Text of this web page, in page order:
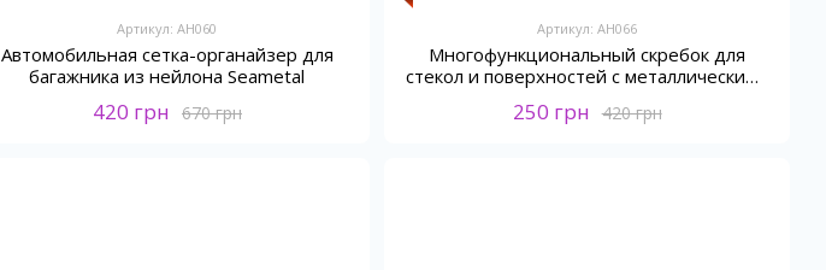
Артикул: AH060
Автомобильная сетка-органайзер для
багажника из нейлона Seametal
670 грн
420 грн
Артикул: AH066
Многофункциональный скребок для
стекол и поверхностей с металлическими
420 грн
250 грн